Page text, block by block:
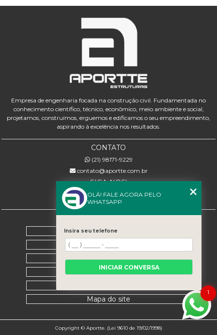
Empresa de engenharia focada na construção civil. Fundamentada no
conhecimento científico, técnico, econômico, meio ambiente e social,
projetamos, construímos, erguemos e edificamos o seu empreendimento,
aspirando à excelência nos resultados.
CONTATO
(21) 98171-9229
contato@aportte.com.br
SIGA-NOS!
Home
Sobre nós
Serviços
Contato
Mapa do site
Copyright © Aportte. (Lei 9610 de 19/02/1998)
1
OLÁ! FALE AGORA PELO
WHATSAPP
Insira seu telefone
INICIAR CONVERSA